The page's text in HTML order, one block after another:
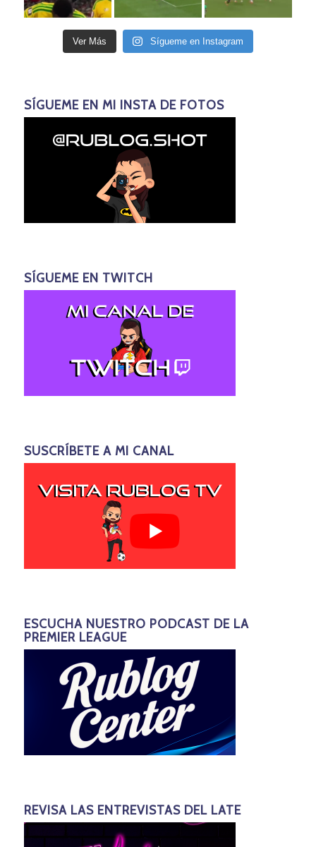
Ver Más Sígueme en Instagram
SÍGUEME EN MI INSTA DE FOTOS
SÍGUEME EN TWITCH
SUSCRÍBETE A MI CANAL
ESCUCHA NUESTRO PODCAST DE LA
PREMIER LEAGUE
REVISA LAS ENTREVISTAS DEL LATE